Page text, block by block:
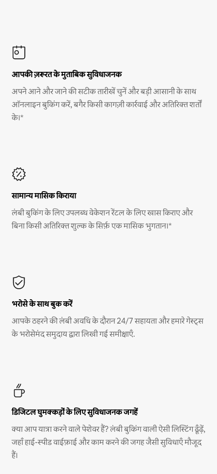
आपकी ज़रूरत के मुताबिक सुविधाजनक
अपने आने और जाने की सटीक तारीखें चुनें और बड़ी आसानी के साथ
ऑनलाइन बुकिंग करें, बगैर किसी कागज़ी कार्रवाई और अतिरिक्त शर्तों
के।*
सामान्य मासिक किराया
लंबी बुकिंग के लिए उपलब्ध वेकेशन रेंटल के लिए खास किराए और
बिना किसी अतिरिक्त शुल्क के सिर्फ़ एक मासिक भुगतान।*
भरोसे के साथ बुक करें
आपके ठहरने की लंबी अवधि के दौरान 24/7 सहायता और हमारे गेस्ट्स
के भरोसेमंद समुदाय द्वारा लिखी गई समीक्षाएँ.
डिजिटल घुमक्कड़ों के लिए सुविधाजनक जगहें
क्या आप यात्रा करने वाले पेशेवर हैं? लंबी बुकिंग वाली ऐसी लिस्टिंग ढूँढ़ें,
जहाँ हाई-स्पीड वाईफ़ाई और काम करने की जगह जैसी सुविधाएँ मौजूद
हैं।